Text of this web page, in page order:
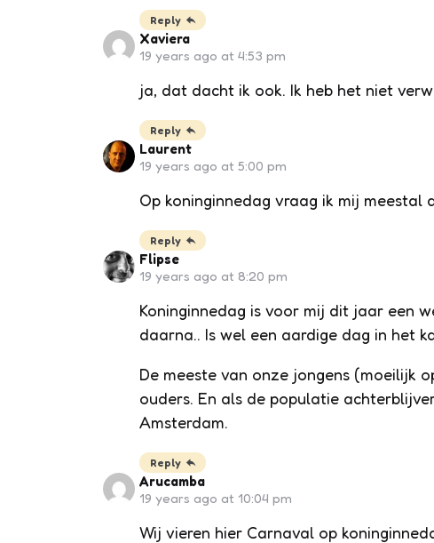
Reply
Xaviera
19 years ago at 4:53 pm
ja, dat dacht ik ook. Ik heb het niet
Reply
Laurent
19 years ago at 5:00 pm
Op koninginnedag vraag ik mij meestal
Reply
Flipse
19 years ago at 8:20 pm
Koninginnedag is voor mij dit jaar een
daarna.. Is wel een aardige dag in het
De meeste van onze jongens (moeilijk
ouders. En als de populatie
Amsterdam.
Reply
Arucamba
19 years ago at 10:04 pm
Wij vieren hier Carnaval op